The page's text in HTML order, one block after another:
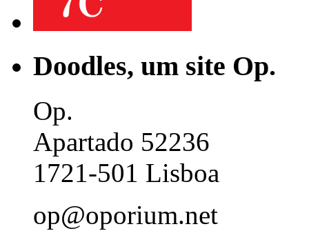
Doodles, um site Op.
Op.
Apartado 52236
1721-501 Lisboa
op@oporium.net